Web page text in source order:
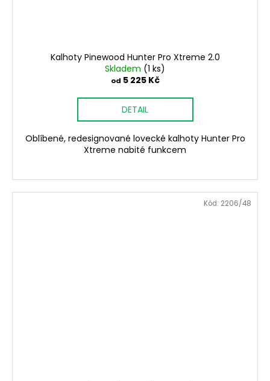
Kalhoty Pinewood Hunter Pro Xtreme 2.0
Skladem (1 ks)
od 5 225 Kč
DETAIL
Oblíbené, redesignované lovecké kalhoty Hunter Pro
Xtreme nabité funkcem
Kód: 2206/48